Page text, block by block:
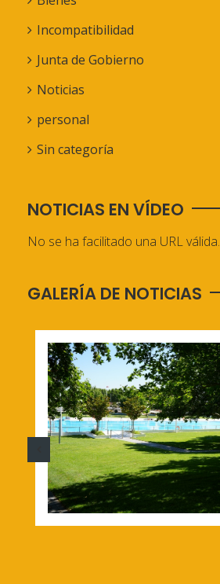
Incompatibilidad
Junta de Gobierno
Noticias
personal
Sin categoría
NOTICIAS EN VÍDEO
No se ha facilitado una URL válida.
GALERÍA DE NOTICIAS